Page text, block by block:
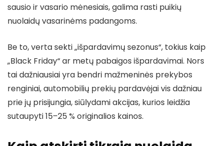
sausio ir vasario mėnesiais, galima rasti puikių
nuolaidų vasarinėms padangoms.
Be to, verta sekti „išpardavimų sezonus“, tokius kaip
„Black Friday“ ar metų pabaigos išpardavimai. Nors
tai dažniausiai yra bendri mažmeninės prekybos
renginiai, automobilių prekių pardavėjai vis dažniau
prie jų prisijungia, siūlydami akcijas, kurios leidžia
sutaupyti 15–25 % originalios kainos.